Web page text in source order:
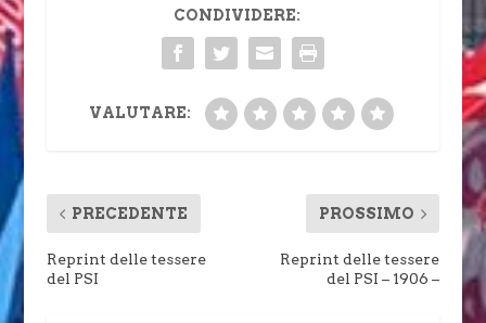
CONDIVIDERE:
VALUTARE:
PRECEDENTE
Reprint delle tessere
del PSI
PROSSIMO
Reprint delle tessere
del PSI – 1906 –